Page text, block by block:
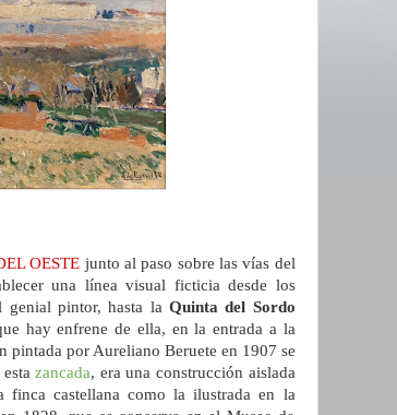
OESTE junto al paso sobre las vías del
una línea visual ficticia desde los
genial pintor, hasta la Quinta del Sordo
hay enfrene de ella, en la entrada a la
pintada por Aureliano Beruete en 1907 se
estazancada, era una construcción aislada
castellana como la ilustrada en la